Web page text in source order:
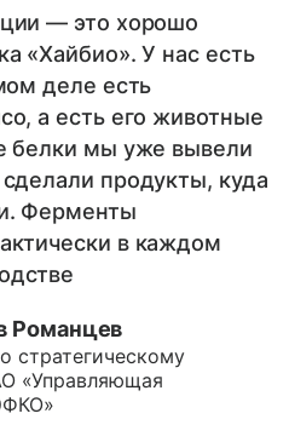
— это хорошо
«Хайбио». У нас есть
деле есть
а есть его животные
белки мы уже вывели
продукты, куда
Ферменты
в каждом
Романцев
стратегическому
«Управляющая